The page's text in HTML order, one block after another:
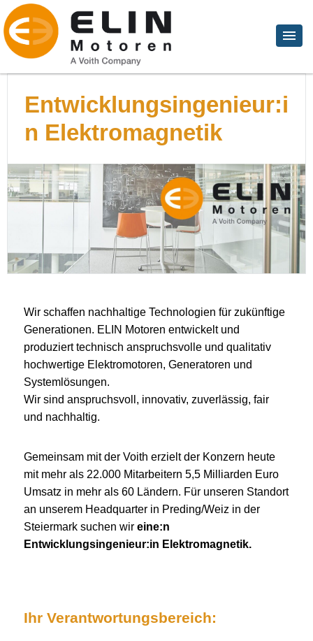
Entwicklungsingenieur:i
n Elektromagnetik
Wir schaffen nachhaltige Technologien für zukünftige
Generationen. ELIN Motoren entwickelt und
produziert technisch anspruchsvolle und qualitativ
hochwertige Elektromotoren, Generatoren und
Systemlösungen.
Wir sind anspruchsvoll, innovativ, zuverlässig, fair
und nachhaltig.
Gemeinsam mit der Voith erzielt der Konzern heute
mit mehr als 22.000 Mitarbeitern 5,5 Milliarden Euro
Umsatz in mehr als 60 Ländern. Für unseren Standort
an unserem Headquarter in Preding/Weiz in der
Steiermark suchen wir eine:n
Entwicklungsingenieur:in Elektromagnetik.
Ihr Verantwortungsbereich: